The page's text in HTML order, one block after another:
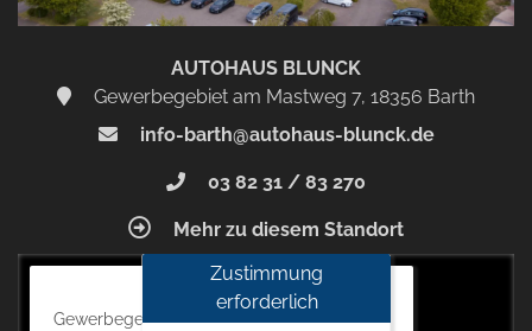
AUTOHAUS BLUNCK
Gewerbegebiet am Mastweg 7, 18356 Barth
info-barth@autohaus-blunck.de
03 82 31 / 83 270
Mehr zu diesem Standort
Autohaus Blunck
Gewerbegebiet am Mastweg 7, 18356 Barth
Zustimmung
erforderlich